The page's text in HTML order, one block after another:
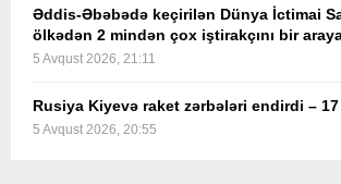
Əddis-Əbəbədə keçirilən Dünya İctimai
ölkədən 2 mindən çox iştirakçını bir
5 Avqust 2026, 21:11
Rusiya Kiyevə raket zərbələri endirdi –
5 Avqust 2026, 20:55